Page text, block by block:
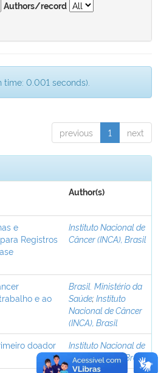
Authors/record
time: 0.001 seconds).
previous 1 next
Author(s)
e
Registros
Instituto Nacional de
Câncer (INCA), Brasil
e ao
Brasil. Ministério da
Saúde;Instituto
Nacional de Câncer
(INCA), Brasil
doador
Instituto Nacional de
Câncer (INCA), Brasil